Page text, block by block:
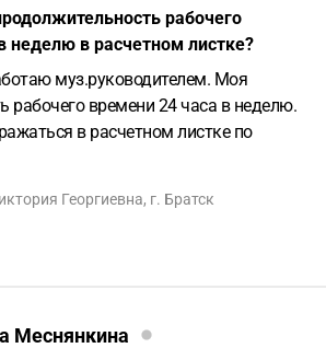
рабочего
неделю в расчетном листке?
муз.руководителем. Моя
рабочего времени 24 часа в неделю.
в расчетном листке по
Георгиевна, г. Братск
Меснянкина